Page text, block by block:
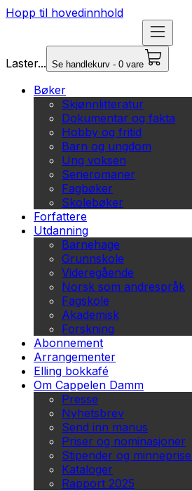
Hopp til hovedinnhold
Laster... Se handlekurv - 0 vare
Bøker
Skjønnlitteratur
Dokumentar og fakta
Hobby og fritid
Barn og ungdom
Ung voksen
Serieromaner
Fagbøker
Skolebøker
Forfattere
Utdanning
Barnehage
Grunnskole
Videregående
Norsk som andrespråk
Fagskole
Akademisk
Forskning
Abonnement
Arrangementer
Elling bokkafé
Om Cappelen Damm
Presse
Nyhetsbrev
Send inn manus
Priser og nominasjoner
Stipender og
Kataloger
Rapport 2025